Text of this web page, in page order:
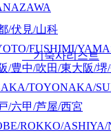
/伏見/山科
FUSHIMI/
/豊中/吹田/東大阪/堺
TOYONAKA/
/六甲/芦屋/西宮
ROKKO/ASHIYA/
기숙사리스트